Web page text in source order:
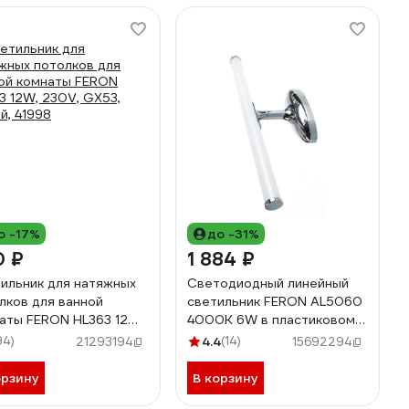
-17%
₽
для натяжных
для ванной
FERON HL363 12W,
GX53, белый, 41998
21293194
до -31%
1 884 ₽
Светодиодный линейный
светильник FERON AL5060
4000K 6W в пластиковом
корпусе IP44 29660
4.4(14) 15692294
В корзину